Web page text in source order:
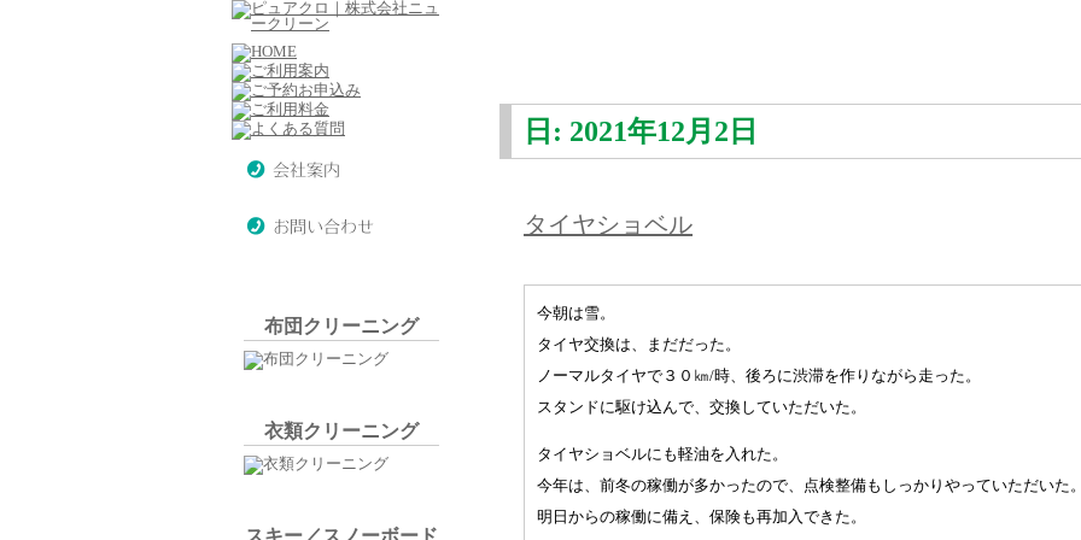
布団クリーニング
衣類クリーニング
スキー／スノーボード
日: 2021年12月2日
タイヤショベル
今朝は雪。
タイヤ交換は、まだだった。
ノーマルタイヤで３０㎞/時、後ろに渋滞を作りながら走った。
スタンドに駆け込んで、交換していただいた。
タイヤショベルにも軽油を入れた。
今年は、前冬の稼働が多かったので、点検整備もしっかりやっていただいた
明日からの稼働に備え、保険も再加入できた。